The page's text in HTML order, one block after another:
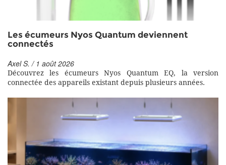
Les écumeurs Nyos Quantum deviennent
connectés
Axel S. / 1 août 2026
Découvrez les écumeurs Nyos Quantum EQ, la version
connectée des appareils existant depuis plusieurs années.